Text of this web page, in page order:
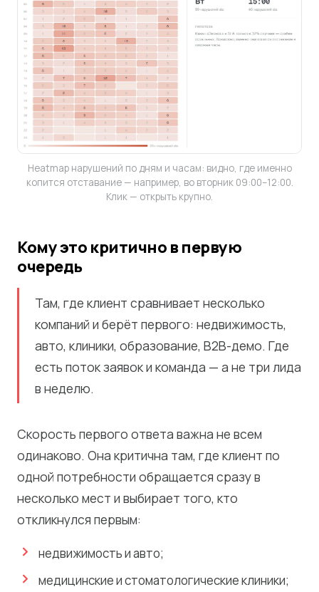
Heatmap нарушений по дням и часам: видно, где именно
копится отставание — например, во вторник 09:00–12:00.
Клик — открыть крупно.
Кому это критично в первую
очередь
Там, где клиент сравнивает несколько
компаний и берёт первого: недвижимость,
авто, клиники, образование, B2B-демо. Где
есть поток заявок и команда — а не три лида
в неделю.
Скорость первого ответа важна не всем
одинаково. Она критична там, где клиент по
одной потребности обращается сразу в
несколько мест и выбирает того, кто
откликнулся первым:
недвижимость и авто;
медицинские и стоматологические клиники;